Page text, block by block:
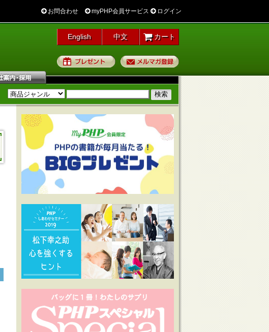
お問合わせ myPHP会員サービス ログイン
English 中文 カート
プレゼント